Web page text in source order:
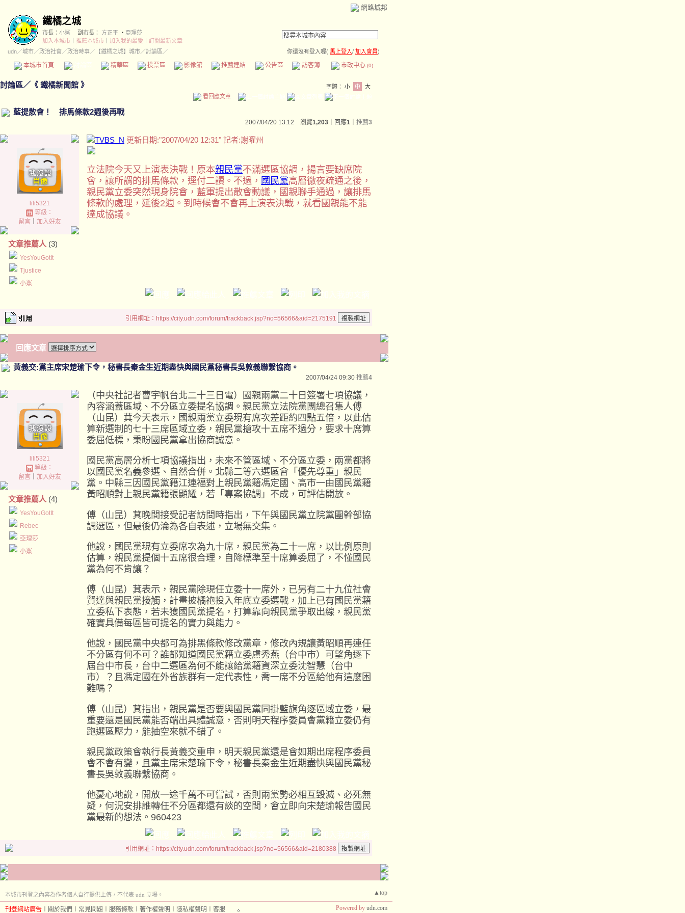
網路城邦
鐵橘之城
市長： 小鯊 副市長： 方正平 、 亞理莎
加入本城市
推薦本城市 加入我的最愛
訂閱最新文章
udn／城市／政治社會 ／政治時事／ 【鐵橘之城】城市／討論區／ 你還沒有登入喔( 馬上登入/ 加入會員)
本城市首頁 精華區 投票區 影像館 推薦連結 公告區 訪客簿 市政中心 (0)
討論區／ 《 鐵橘新聞館 》 字體： 小 中
大
看回應文章
藍提散會！ 排馬條款2週後再戰
2007/04/20 13:12 瀏覽1,203 ｜回應1 推薦3
lili5321
等級：
留言｜ 加入好友
文章推薦人 (3)
YesYouGotIt
Tjustice
小鯊
更新日期: 2007/04/20 12:31 記者:謝曜州
立法院今天又上演表決戰！原本親民黨不滿選區協調，揚言要缺席院
會，讓所謂的排馬條款，逕付二讀。不過， 國民黨高層徹夜疏通之後，
親民黨立委突然現身院會，藍軍提出散會動議，國親聯手通過，讓排馬
條款的處理，延後2週。到時候會不會再上演表決戰，就看國親能不能
達成協議。
引用網址：https://city.udn.com/forum/trackback.jsp?no=56566&aid=2175191
回應文章
黃義交:黨主席宋楚瑜下令，秘書長秦金生近期盡快與國民黨秘書長吳敦義聯繫協商。
2007/04/24 09:30 推薦4
lili5321
等級：
留言｜ 加入好友
文章推薦人 (4)
YesYouGotIt
Rebec
亞理莎
小鯊
（中央社記者曹宇帆台北二十三日電）國親兩黨二十日簽署七項協議，
內容涵蓋區域、不分區立委提名協調。親民黨立法院黨團總召集人傅
（山昆）萁今天表示，國親兩黨立委現有席次差距約四點五倍，以此估
算新選制的七十三席區域立委，親民黨搶攻十五席不過分，要求十席算
委屈低標，秉盼國民黨拿出協商誠意。
國民黨高層分析七項協議指出，未來不管區域、不分區立委，兩黨都將
以國民黨名義參選、自然合併。北縣二等六選區會「優先尊重」親民
黨。中縣三因國民黨籍江連福對上親民黨籍馮定國、高市一由國民黨籍
黃昭順對上親民黨籍張顯耀，若「專案協調」不成，可評估開放。
傅（山昆）萁晚間接受記者訪問時指出，下午與國民黨立院黨團幹部協
調選區，但最後仍淪為各自表述，立場無交集。
他說，國民黨現有立委席次為九十席，親民黨為二十一席，以比例原則
估算，親民黨提個十五席很合理，自降標準至十席算委屈了，不懂國民
黨為何不肯讓？
傅（山昆）萁表示，親民黨除現任立委十一席外，已另有二十九位社會
賢達與親民黨接觸，計畫披橘袍投入年底立委選戰，加上已有國民黨籍
立委私下表態，若未獲國民黨提名，打算靠向親民黨爭取出線，親民黨
確實具備每區皆可提名的實力與能力。
他說，國民黨中央都可為排黑條款修改黨章，修改內規讓黃昭順再連任
不分區有何不可？誰都知道國民黨籍立委盧秀燕（台中市）可望角逐下
屆台中市長，台中二選區為何不能讓給黨籍資深立委沈智慧（台中
市）？且馮定國在外省族群有一定代表性，喬一席不分區給他有這麼困
難嗎？
傅（山昆）萁指出，親民黨是否要與國民黨同掛藍旗角逐區域立委，最
重要還是國民黨能否端出具體誠意，否則明天程序委員會黨籍立委仍有
跑選區壓力，能抽空來就不錯了。
親民黨政策會執行長黃義交重申，明天親民黨還是會如期出席程序委員
會不會有變，且黨主席宋楚瑜下令，秘書長秦金生近期盡快與國民黨秘
書長吳敦義聯繫協商。
他憂心地說，開放一途千萬不可嘗試，否則兩黨勢必相互毀滅、必死無
疑，何況安排誰轉任不分區都還有談的空間，會立即向宋楚瑜報告國民
黨最新的想法。960423
引用網址：https://city.udn.com/forum/trackback.jsp?no=56566&aid=2180388
▲top
本城市刊登之內容為作者個人自行提供上傳，不代表 udn 立場。
刊登網站廣告 關於我們 常見問題 服務條款 著作權聲明 隱私權聲明 客服 Powered by udn.com